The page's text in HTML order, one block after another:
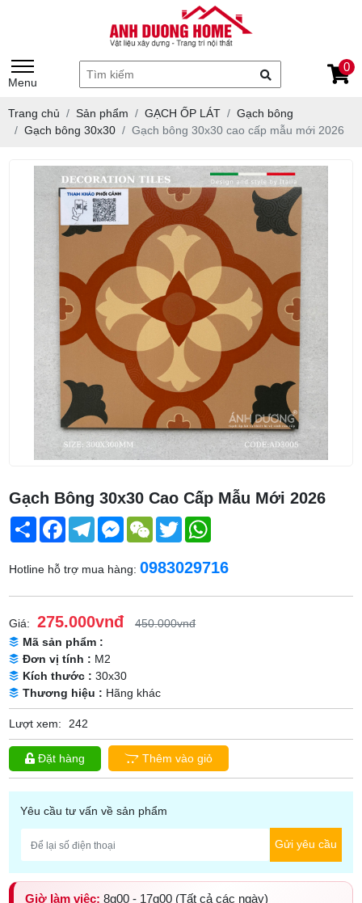
Menu
0
Trang chủ Sản phẩm GẠCH ỐP LÁT
Gạch bông
Gạch bông 30x30
Gạch bông 30x30 cao cấp mẫu mới 2026
Gạch Bông 30x30 Cao Cấp Mẫu Mới 2026
Share FacebookTelegramMessenger
WeChatTwitter
Hotline hỗ trợ mua hàng:0983029716
Giá: 275.000vnđ
450.000vnđ
Mã sản phẩm :
Đơn vị tính : M2
Kích thước :30x30
Thương hiệu : Hãng khác
Lượt xem: 242
Đặt hàng Thêm vào giỏ
Yêu cầu tư vấn về sản phẩm
Gửi yêu cầu
Giờ làm việc: 8g00 - 17g00 (Tất cả các ngày)